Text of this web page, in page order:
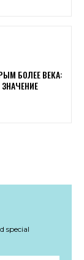
БОЛЕЕ ВЕКА:
special